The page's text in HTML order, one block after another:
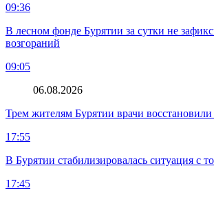
09:36
В лесном фонде Бурятии за сутки не
возгораний
09:05
06.08.2026
Трем жителям Бурятии врачи
17:55
В Бурятии стабилизировалась ситуация с
17:45